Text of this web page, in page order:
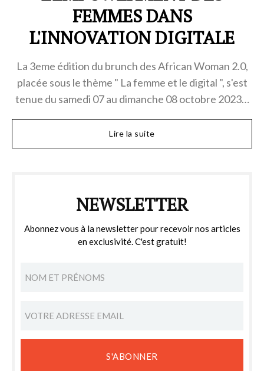
FEMMES DANS
L'INNOVATION DIGITALE
La 3eme édition du brunch des African Woman 2.0,
placée sous le thème " La femme et le digital ", s'est
tenue du samedi 07 au dimanche 08 octobre 2023…
Lire la suite
NEWSLETTER
Abonnez vous à la newsletter pour recevoir nos articles
en exclusivité. C'est gratuit!
S'ABONNER